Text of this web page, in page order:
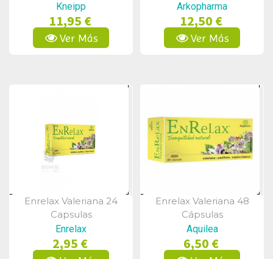
Kneipp
11,95 €
Ver Más
Arkopharma
12,50 €
Ver Más
Vista Rápida
Enrelax Valeriana 24
Capsulas
Enrelax
2,95 €
Vista Rápida
Enrelax Valeriana 48
Cápsulas
Aquilea
6,50 €